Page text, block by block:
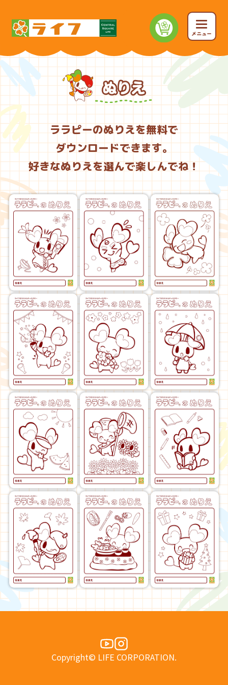
メニュー
ララピーのぬりえを無料で
ダウンロードできます。
好きなぬりえを選んで楽しんでね！
Copyright© LIFE CORPORATION.